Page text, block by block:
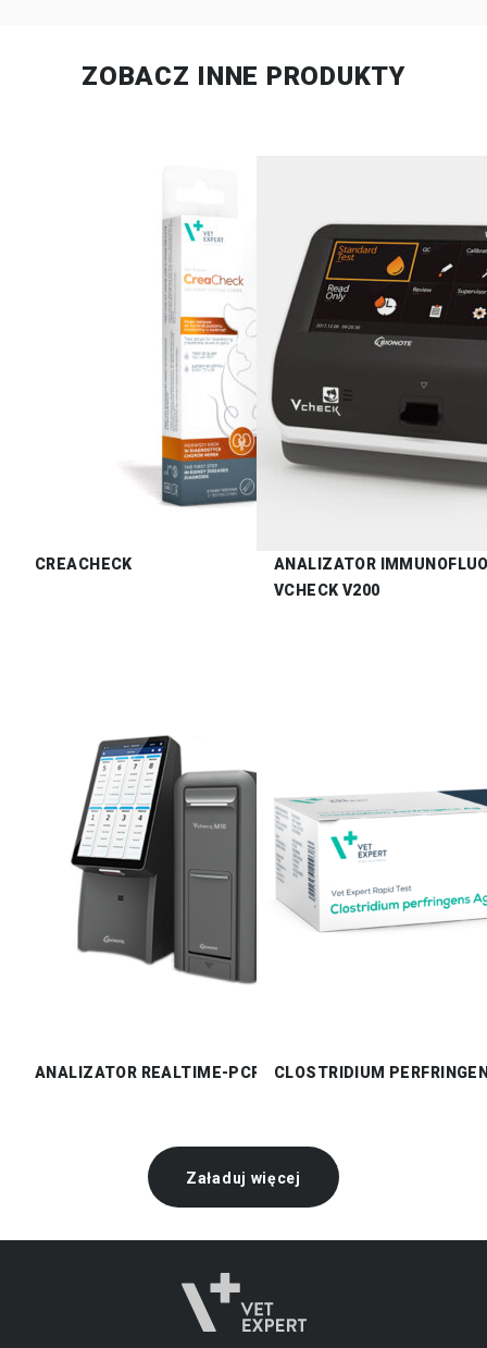
ZOBACZ INNE PRODUKTY
CREACHECK
ANALIZATOR
VCHECK V200
ANALIZATOR REALTIME-PCR VCHECK M10
CLOSTRIDIUM
Załaduj więcej